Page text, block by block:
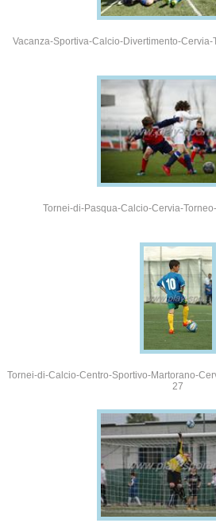
Vacanza-Sportiva-Calcio-Divertimento-
Tornei-di-Pasqua-Calcio-Cervia-
Tornei-di-Calcio-Centro-Sportivo-Martorano-
27